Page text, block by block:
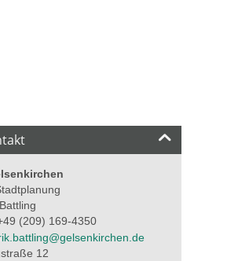
(209) 169-4350
12